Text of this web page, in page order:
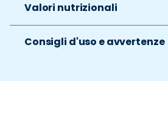
Valori nutrizionali
Consigli d'uso e avvertenze